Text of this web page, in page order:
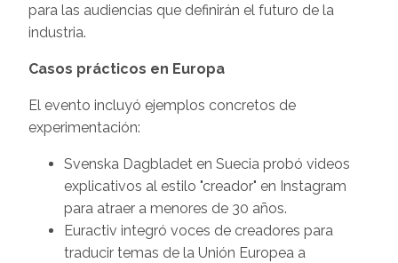
para las audiencias que definirán el futuro de la
industria.
Casos prácticos en Europa
El evento incluyó ejemplos concretos de
experimentación:
Svenska Dagbladet en Suecia probó videos
explicativos al estilo "creador" en Instagram
para atraer a menores de 30 años.
Euractiv integró voces de creadores para
traducir temas de la Unión Europea a